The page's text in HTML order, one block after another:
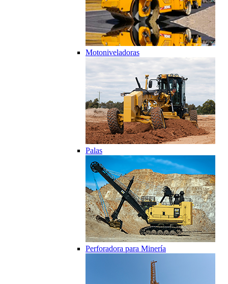
Motoniveladoras
Palas
Perforadora para Minería